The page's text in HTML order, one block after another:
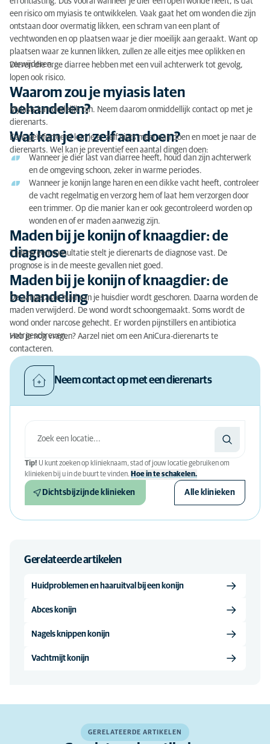
een risico om myiasis te ontwikkelen. Vaak gaat het om wonden die zijn
ontstaan door overmatig likken, een schram van een plant of
vechtwonden en op plaatsen waar je dier moeilijk aan geraakt. Want op
plaatsen waar ze kunnen likken, zullen ze alle eitjes mee oplikken en
verwijderen.
Dieren die erge diarree hebben met een vuil achterwerk tot gevolg,
lopen ook risico.
Waarom zou je myiasis laten
behandelen?
Myiasis kan dodelijk zijn. Neem daarom onmiddellijk contact op met je
dierenarts.
Wat kan je er zelf aan doen?
Eens geïnfecteerd kan je er zelf niets meer aan doen en moet je naar de
dierenarts. Wel kan je preventief een aantal dingen doen:
Wanneer je dier last van diarree heeft, houd dan zijn achterwerk
en de omgeving schoon, zeker in warme periodes.
Wanneer je konijn lange haren en een dikke vacht heeft, controleer
de vacht regelmatig en verzorg hem of laat hem verzorgen door
een trimmer. Op die manier kan er ook gecontroleerd worden op
wonden en of er maden aanwezig zijn.
Maden bij je konijn of knaagdier: de
diagnose
Tijdens een consultatie stelt je dierenarts de diagnose vast. De
prognose is in de meeste gevallen niet goed.
Maden bij je konijn of knaagdier: de
behandeling
De aangetaste huid van je huisdier wordt geschoren. Daarna worden de
maden verwijderd. De wond wordt schoongemaakt. Soms wordt de
wond onder narcose gehecht. Er worden pijnstillers en antibiotica
voorgeschreven.
Heb je nog vragen? Aarzel niet om een AniCura-dierenarts te
contacteren.
Neem contact op met een dierenarts
Tip! U kunt zoeken op klinieknaam, stad of jouw locatie gebruiken om
klinieken bij u in de buurt te vinden. Hoe in te schakelen.
Dichtsbijzijnde klinieken Alle klinieken
Gerelateerde artikelen
Huidproblemen en haaruitval bij een konijn
Abces konijn
Nagels knippen konijn
Vachtmijt konijn
GERELATEERDE ARTIKELEN